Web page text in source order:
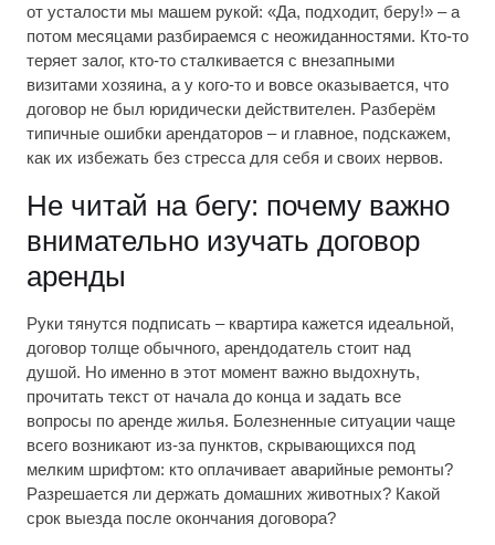
от усталости мы машем рукой: «Да, подходит, беру!» – а
потом месяцами разбираемся с неожиданностями. Кто-то
теряет залог, кто-то сталкивается с внезапными
визитами хозяина, а у кого-то и вовсе оказывается, что
договор не был юридически действителен. Разберём
типичные ошибки арендаторов – и главное, подскажем,
как их избежать без стресса для себя и своих нервов.
Не читай на бегу: почему важно
внимательно изучать договор
аренды
Руки тянутся подписать – квартира кажется идеальной,
договор толще обычного, арендодатель стоит над
душой. Но именно в этот момент важно выдохнуть,
прочитать текст от начала до конца и задать все
вопросы по аренде жилья. Болезненные ситуации чаще
всего возникают из-за пунктов, скрывающихся под
мелким шрифтом: кто оплачивает аварийные ремонты?
Разрешается ли держать домашних животных? Какой
срок выезда после окончания договора?